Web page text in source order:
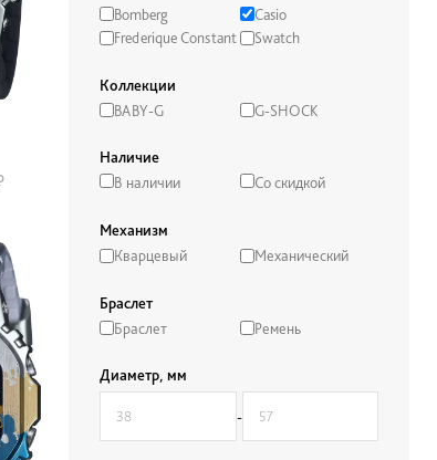
Bomberg
Frederique Constant
Casio
Swatch
Коллекции
BABY-G
G-SHOCK
Наличие
В наличии
Со скидкой
Механизм
Кварцевый
Механический
Браслет
Браслет
Ремень
Диаметр, мм
-